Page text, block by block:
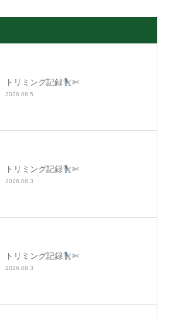
トリミング記録 ✄
2026.08.5
トリミング記録 ✄
2026.08.3
トリミング記録 ✄
2026.08.3